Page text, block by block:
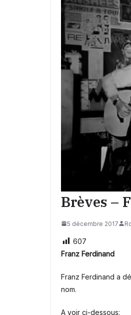
Brèves –
5 décembre 2017
607
Franz Ferdinand
Franz Ferdinand a
nom.
A voir ci-dessous: